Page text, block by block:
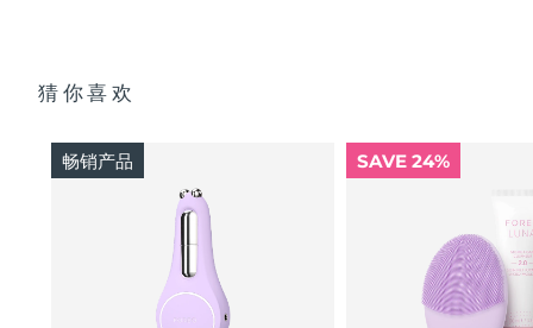
猜你喜欢
畅销产品 SAVE 24%